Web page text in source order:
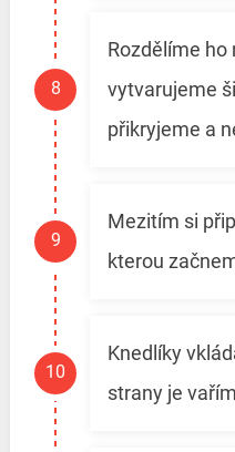
Rozdělíme ho
vytvarujeme
přikryjeme a
Mezitím si
kterou
Knedlíky
strany je